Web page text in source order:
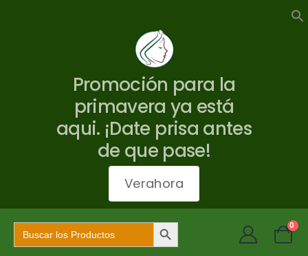
Promoción para la
primavera ya está
aqui. ¡Date prisa antes
de que pase!
Verahora
Buscar: Botón de búsqueda 0